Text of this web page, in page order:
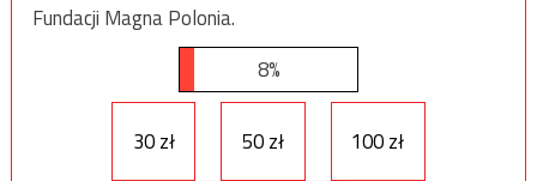
Fundacji Magna Polonia.
8%
30 zł 50 zł 100 zł